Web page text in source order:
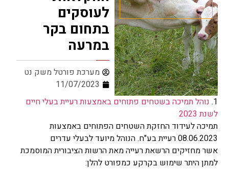
לעוסקים
בתחום בקר
במרעה
מערכת פורטל משק נט
11/07/2023
1. נוהל תמיכה בשטחים פתוחים באמצעות רעיית בעלי חיים
לשנת 2023
תמיכה לעידוד החזקת השטחים הפתוחים באמצעות
08.06.2023 רעיית בע"ח. הנוהל מיועד לבעלי עדרים
אשר מחזיקים הרשאת רעייה מאת הרשות הציבורית המוסמכת
למתן היתר שימוש בקרקע כמפורט להלן: